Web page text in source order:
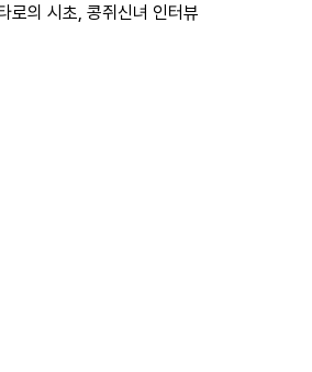
로의 시초, 콩쥐신녀 인터뷰